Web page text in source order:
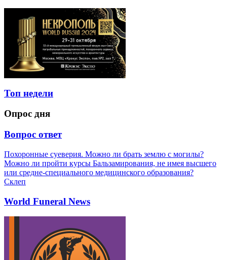
Топ недели
Опрос дня
Вопрос ответ
Похоронные суеверия. Можно ли брать землю с могилы?
Можно ли пройти курсы Бальзамирования, не имея высшего
или средне-специального медицинского образования?
Склеп
World Funeral News